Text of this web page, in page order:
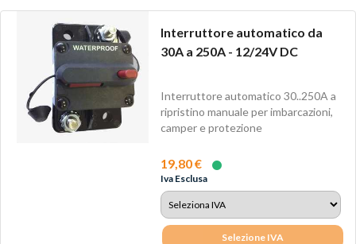
Interruttore automatico da
30A a 250A - 12/24V DC
Interruttore automatico 30..250A a
ripristino manuale per imbarcazioni,
camper e protezione
19,80 €
Iva Esclusa
Selezione IVA